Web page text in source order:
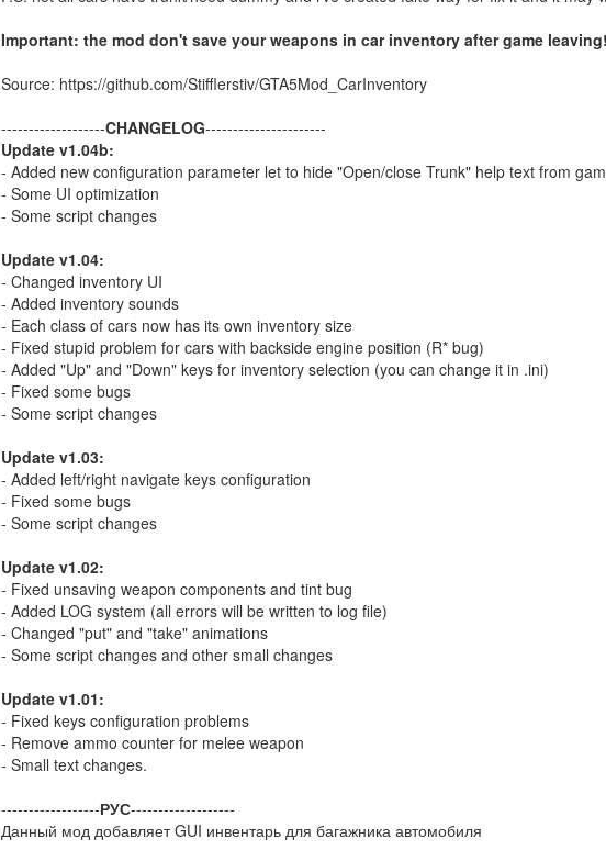
Important: the mod don't save your weapons in car inventory after game leaving!
Source: https://github.com/Stifflerstiv/GTA5Mod_CarInventory
-------------------CHANGELOG----------------------
Update v1.04b:
- Added new configuration parameter let to hide "Open/close Trunk" help text from
- Some UI optimization
- Some script changes
Update v1.04:
- Changed inventory UI
- Added inventory sounds
- Each class of cars now has its own inventory size
- Fixed stupid problem for cars with backside engine position (R* bug)
- Added "Up" and "Down" keys for inventory selection (you can change it in .ini)
- Fixed some bugs
- Some script changes
Update v1.03:
- Added left/right navigate keys configuration
- Fixed some bugs
- Some script changes
Update v1.02:
- Fixed unsaving weapon components and tint bug
- Added LOG system (all errors will be written to log file)
- Changed "put" and "take" animations
- Some script changes and other small changes
Update v1.01:
- Fixed keys configuration problems
- Remove ammo counter for melee weapon
- Small text changes.
------------------РУС-------------------
Данный мод добавляет GUI инвентарь для багажника автомобиля